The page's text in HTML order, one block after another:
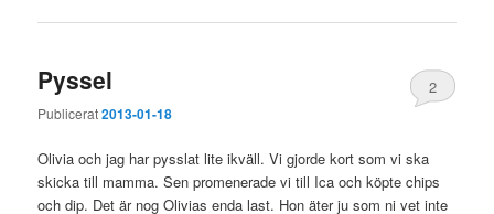
Pyssel
Publicerat2013-01-18
2
Olivia och jag har pysslat lite ikväll. Vi gjorde kort som vi ska
skicka till mamma. Sen promenerade vi till Ica och köpte chips
och dip. Det är nog Olivias enda last. Hon äter ju som ni vet inte